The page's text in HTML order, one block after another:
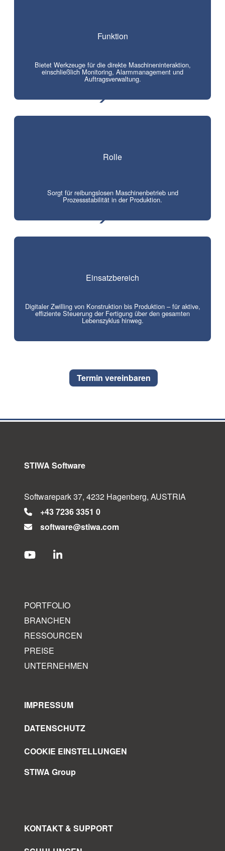
Funktion
Bietet Werkzeuge für die direkte Maschineninteraktion,
einschließlich Monitoring, Alarmmanagement und
Auftragsverwaltung.
Rolle
Sorgt für reibungslosen Maschinenbetrieb und
Prozessstabilität in der Produktion.
Einsatzbereich
Digitaler Zwilling von Konstruktion bis Produktion – für aktive,
effiziente Steuerung der Fertigung über den gesamten
Lebenszyklus hinweg.
Termin vereinbaren
STIWA Software
Softwarepark 37, 4232 Hagenberg, AUSTRIA
+43 7236 3351 0
software@stiwa.com
PORTFOLIO
BRANCHEN
RESSOURCEN
PREISE
UNTERNEHMEN
IMPRESSUM
DATENSCHUTZ
COOKIE EINSTELLUNGEN
STIWA Group
KONTAKT & SUPPORT